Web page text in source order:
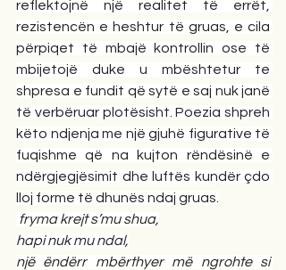
reflektojnë një realitet të errët,
rezistencën e heshtur të gruas, e cila
përpiqet të mbajë kontrollin ose të
mbijetojë duke u mbështetur te
shpresa e fundit që sytë e saj nuk janë
të verbëruar plotësisht. Poezia shpreh
këto ndjenja me një gjuhë figurative të
fuqishme që na kujton rëndësinë e
ndërgjegjësimit dhe luftës kundër çdo
lloj forme të dhunës ndaj gruas.
fryma krejt s’mu shua,
hapi nuk mu ndal,
një ëndërr mbërthyer më ngrohte si